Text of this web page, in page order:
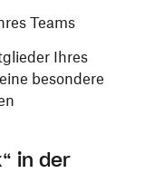
Teams
Ihres
besondere
in der